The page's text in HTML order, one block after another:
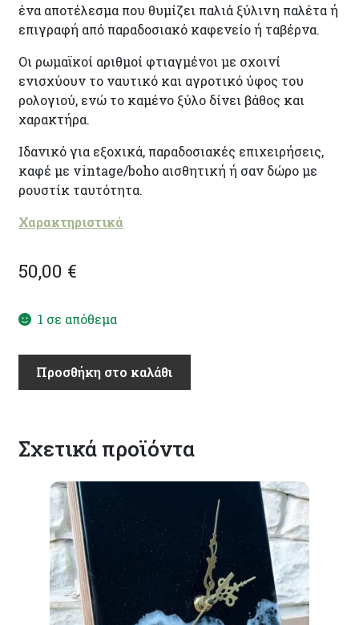
ένα αποτέλεσμα που θυμίζει παλιά ξύλινη παλέτα ή
επιγραφή από παραδοσιακό καφενείο ή ταβέρνα.
Οι ρωμαϊκοί αριθμοί φτιαγμένοι με σχοινί
ενισχύουν το ναυτικό και αγροτικό ύφος του
ρολογιού, ενώ το καμένο ξύλο δίνει βάθος και
χαρακτήρα.
Ιδανικό για εξοχικά, παραδοσιακές επιχειρήσεις,
καφέ με vintage/boho αισθητική ή σαν δώρο με
ρουστίκ ταυτότητα.
Χαρακτηριστικά
50,00 €
1 σε απόθεμα
Παλέτα"
Προσθήκη στο καλάθι
Σχετικά προϊόντα